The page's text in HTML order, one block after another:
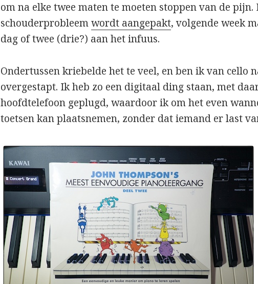
om na elke twee maten te moeten stoppen van de pijn.
schouderprobleemwordt aangepakt, volgende week
dag of twee (drie?) aan het infuus.
Ondertussen kriebelde het te veel, en ben ik van cello
overgestapt. Ik heb zo een digitaal ding staan, met
hoofdtelefoon geplugd, waardoor ik om het even
toetsen kan plaatsnemen, zonder dat iemand er last